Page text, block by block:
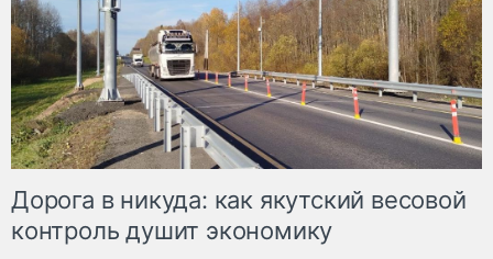
Дорога в никуда: как якутский весовой
контроль душит экономику